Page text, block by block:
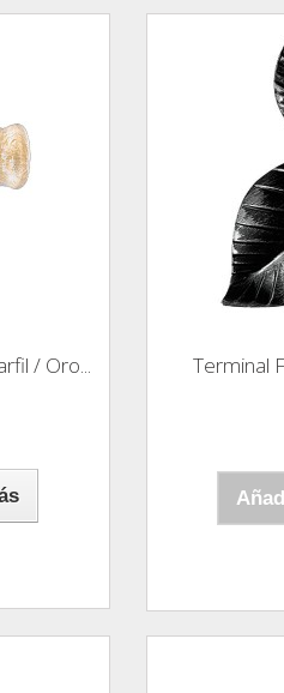
/ Oro...
Terminal